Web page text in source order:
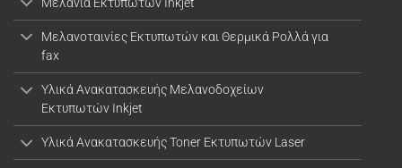
Μελανοταινίες Εκτυπωτών και Θερμικά Ρολλά για
fax
Υλικά Ανακατασκευής Μελανοδοχείων
Εκτυπωτών Inkjet
Υλικά Ανακατασκευής Toner Εκτυπωτών Laser